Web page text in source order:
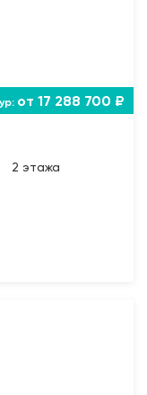
от 17 288 700 ₽
2 этажа